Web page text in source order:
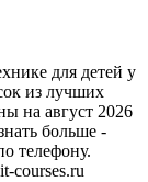
для детей у
из лучших
на август 2026
больше -
телефону.
courses.ru